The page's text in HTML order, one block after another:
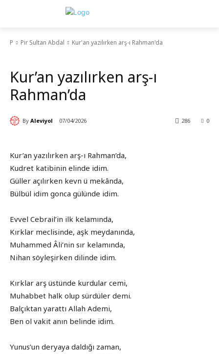
P Pir Sultan Abdal Kur'an yazılırken arş-ı Rahman'da
Kur’an yazılırken arş-ı
Rahman’da
By Aleviyol 07/04/2026 0
286
Kur’an yazılırken arş-ı Rahman’da,
Kudret katibinin elinde idim.
Güller açılırken kevn ü mekânda,
Bülbül idim gonca gülünde idim.
Evvel Cebrail’in ilk kelamında,
Kırklar meclisinde, aşk meydanında,
Muhammed Âli’nin sır kelamında,
Nihan söyleşirken dilinde idim.
Kırklar arş üstünde kurdular cemi,
Muhabbet halk olup sürdüler demi.
Balçıktan yarattı Allah Ademi,
Ben ol vakit anın belinde idim.
Yunus’un deryaya daldığı zaman,